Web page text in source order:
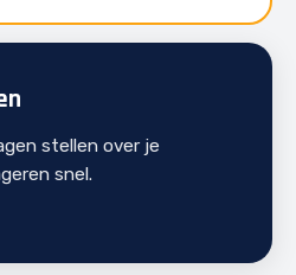
stellen over je
snel.